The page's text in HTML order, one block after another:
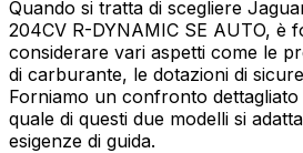
Quando si tratta di scegliere
204CV R-DYNAMIC SE AUTO, è
considerare vari aspetti come le
di carburante, le dotazioni di
Forniamo un confronto
quale di questi due modelli si
esigenze di guida.